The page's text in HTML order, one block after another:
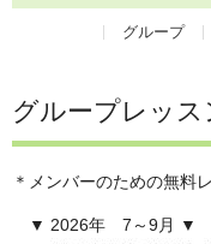
グループ
グループレッス
＊メンバーのための無料
▼ 2026年 7～9月 ▼